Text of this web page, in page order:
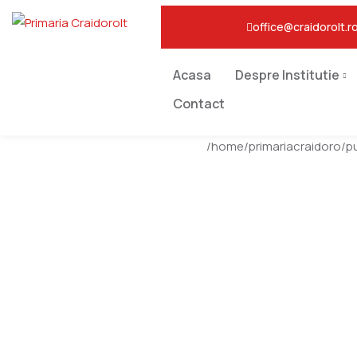
office@craidorolt.ro
Acasa Despre Institutie
Contact
/home/primariacraidoro/